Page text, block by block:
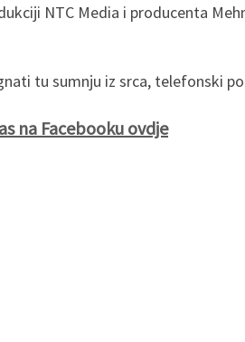
NTC Media i producenta
tu sumnju iz srca, telefonski
na Facebooku ovdje